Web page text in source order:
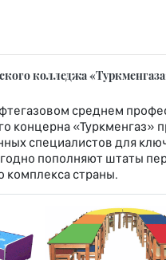
колледжа
среднем
концерна «Туркменгаз»
специалистов для
пополняют штаты
комплекса страны.